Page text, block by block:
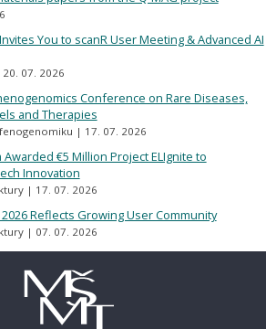
You to scanR User Meeting & Advanced AI
20. 07. 2026
Conference on Rare Diseases,
and Therapies
17. 07. 2026
€5 Million Project ELIgnite to
Innovation
17. 07. 2026
2026 Reflects Growing User Community
07. 07. 2026